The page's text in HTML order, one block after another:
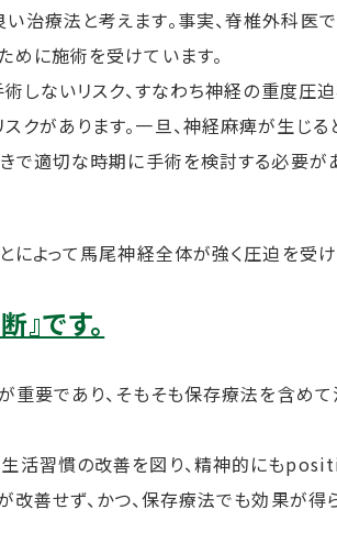
療法と考えます。事実、脊椎外科医
に施術を受けています。
しないリスク、すなわち神経の重度圧
があります。一旦、神経麻痺が生じる
で適切な時期に手術を検討する必要が
によって馬尾神経全体が強く圧迫を受
です。
重要であり、そもそも保存療法を含め
活習慣の改善を図り、精神的にも
改善せず、かつ、保存療法でも効果が得